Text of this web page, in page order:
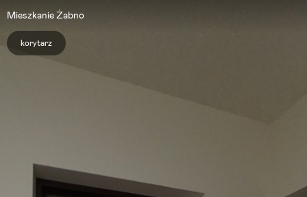
Mieszkanie Żabno
korytarz